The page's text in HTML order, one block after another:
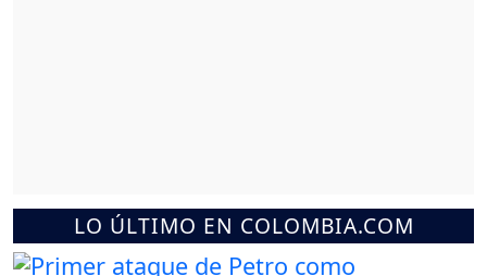
LO ÚLTIMO EN COLOMBIA.COM